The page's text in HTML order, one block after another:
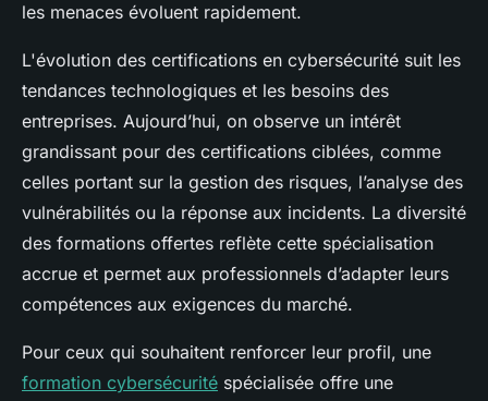
les menaces évoluent rapidement.
L'évolution des certifications en cybersécurité suit les
tendances technologiques et les besoins des
entreprises. Aujourd’hui, on observe un intérêt
grandissant pour des certifications ciblées, comme
celles portant sur la gestion des risques, l’analyse des
vulnérabilités ou la réponse aux incidents. La diversité
des formations offertes reflète cette spécialisation
accrue et permet aux professionnels d’adapter leurs
compétences aux exigences du marché.
Pour ceux qui souhaitent renforcer leur profil, une
formation cybersécurité spécialisée offre une